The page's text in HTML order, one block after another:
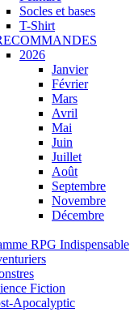
Socles et bases
T-Shirt
2026
Janvier
Février
Mars
Avril
Mai
Juin
Juillet
Août
Septembre
Novembre
Décembre
RPG Indispensable
Fiction
Apocalyptic